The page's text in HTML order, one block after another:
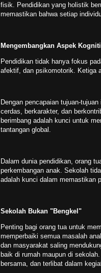
fisik. Pendidikan yang holistik
memastikan bahwa setiap
Mengembangkan Aspek
Pendidikan tidak hanya fokus
afektif, dan psikomotorik. Ketiga
Dengan pencapaian tujuan-
cerdas, berkarakter, dan
berimbang adalah kunci untuk
tantangan global.
Dalam dunia pendidikan, orang
perkembangan anak. Sekolah
adalah kunci dalam memastikan
Sekolah Bukan "Bengkel"
Penting bagi orang tua untuk
memperbaiki semua masalah
dan masyarakat saling
baik di rumah maupun di
bersama, dan terlibat dalam